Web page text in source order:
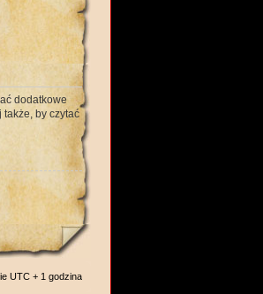
dodatkowe
by czytać
UTC + 1 godzina